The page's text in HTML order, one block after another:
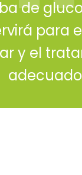
de
para
y el